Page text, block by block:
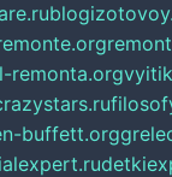
remonta.org
buffett.org